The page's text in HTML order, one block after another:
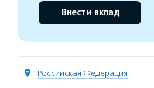
Внести вклад
Российская Федерация